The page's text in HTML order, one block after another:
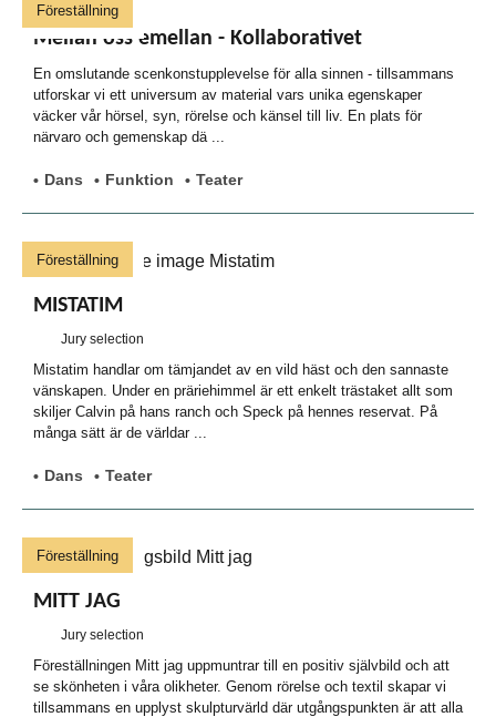
Mellan oss emellan - Kollaborativet
Föreställning
En omslutande scenkonstupplevelse för alla sinnen - tillsammans
utforskar vi ett universum av material vars unika egenskaper
väcker vår hörsel, syn, rörelse och känsel till liv. En plats för
närvaro och gemenskap dä ...
Dans Funktion Teater
MISTATIM
Jury selection
Föreställning
Mistatim handlar om tämjandet av en vild häst och den sannaste
vänskapen. Under en präriehimmel är ett enkelt trästaket allt som
skiljer Calvin på hans ranch och Speck på hennes reservat. På
många sätt är de världar ...
Dans Teater
MITT JAG
Jury selection
Föreställning
Föreställningen Mitt jag uppmuntrar till en positiv självbild och att
se skönheten i våra olikheter. Genom rörelse och textil skapar vi
tillsammans en upplyst skulpturvärld där utgångspunkten är att alla